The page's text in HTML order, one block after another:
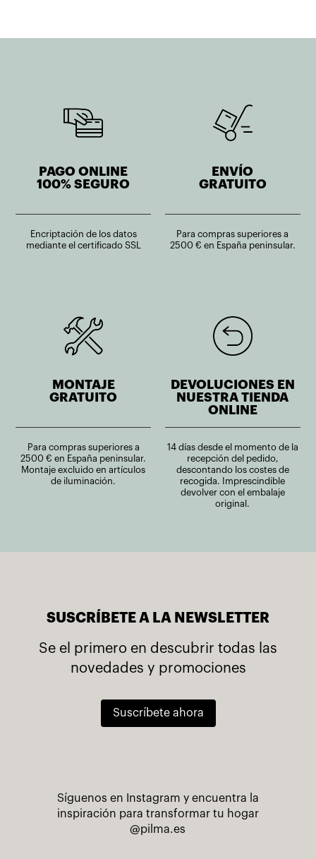
PAGO ONLINE
100% SEGURO
Encriptación de los datos
mediante el certificado SSL
ENVÍO
GRATUITO
Para compras superiores a
2500 € en España peninsular.
MONTAJE
GRATUITO
Para compras superiores a
2500 € en España peninsular.
Montaje excluido en artículos
de iluminación.
DEVOLUCIONES EN
NUESTRA TIENDA
ONLINE
14 días desde el momento de la
recepción del pedido,
descontando los costes de
recogida. Imprescindible
devolver con el embalaje
original.
SUSCRÍBETE A LA NEWSLETTER
Se el primero en descubrir todas las
novedades y promociones
Suscríbete ahora
Síguenos en Instagram y encuentra la
inspiración para transformar tu hogar
@pilma.es